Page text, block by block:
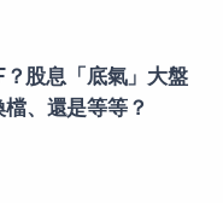
股息「底氣」大盤
、還是等等？